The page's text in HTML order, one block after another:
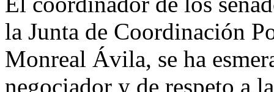
la Junta de Coordinación
Monreal Ávila, se ha
negociador y de respeto a